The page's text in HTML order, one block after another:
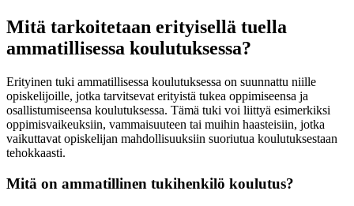
Mitä tarkoitetaan erityisellä tuella
ammatillisessa koulutuksessa?
Erityinen tuki ammatillisessa koulutuksessa on suunnattu niille
opiskelijoille, jotka tarvitsevat erityistä tukea oppimiseensa ja
osallistumiseensa koulutuksessa. Tämä tuki voi liittyä esimerkiksi
oppimisvaikeuksiin, vammaisuuteen tai muihin haasteisiin, jotka
vaikuttavat opiskelijan mahdollisuuksiin suoriutua koulutuksestaan
tehokkaasti.
Mitä on ammatillinen tukihenkilö koulutus?